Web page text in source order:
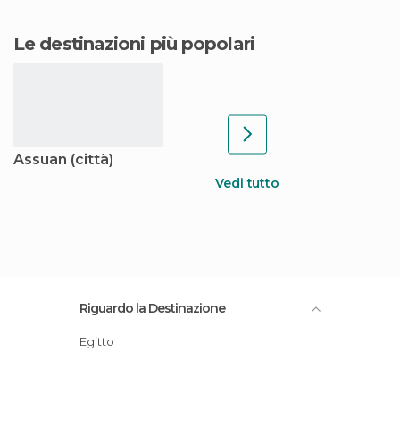
Le destinazioni più popolari
Assuan (città)
Vedi tutto
Riguardo la Destinazione
Egitto